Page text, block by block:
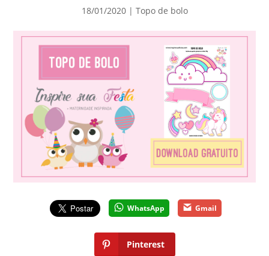
18/01/2020| Topo de bolo
WhatsApp Gmail
Pinterest